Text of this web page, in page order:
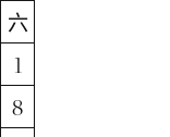
六
1
8